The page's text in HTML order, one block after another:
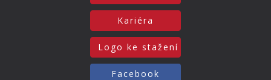
Kariéra
Logo ke stažení
Facebook